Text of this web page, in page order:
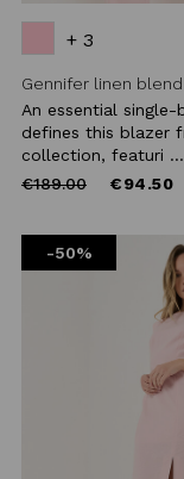
+ 3
Gennifer linen
An essential
defines this blazer
collection, featuri ...
Price
€189.00to €94.50
-50%